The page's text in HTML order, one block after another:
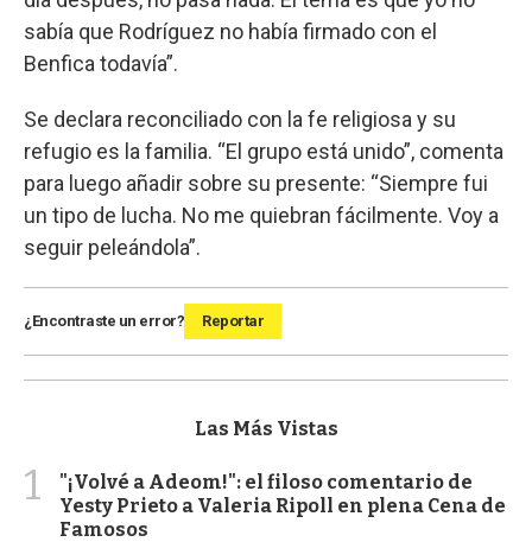
sabía que Rodríguez no había firmado con el
Benfica todavía”.
Se declara reconciliado con la fe religiosa y su
refugio es la familia. “El grupo está unido”, comenta
para luego añadir sobre su presente: “Siempre fui
un tipo de lucha. No me quiebran fácilmente. Voy a
seguir peleándola”.
¿Encontraste un error? Reportar
Las Más Vistas
1
"¡Volvé a Adeom!": el filoso comentario de
Yesty Prieto a Valeria Ripoll en plena Cena de
Famosos